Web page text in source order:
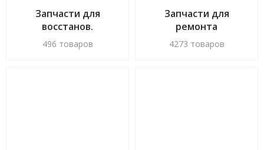
Запчасти для
восстанов.
картриджа
496 товаров
Запчасти для
ремонта
оргтехники
4273 товаров